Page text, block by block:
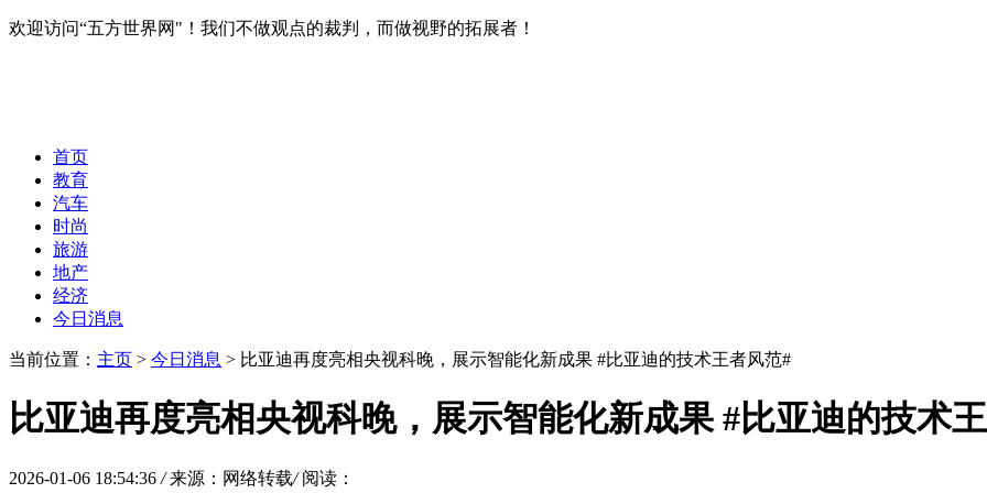
欢迎访问“五方世界网"！我们不做观点的裁判，而做视野的拓展者！
首页
教育
汽车
时尚
旅游
地产
经济
今日消息
当前位置： 主页 > 今日消息 > 比亚迪再度亮相央视科晚，展示智能化新成果 #比亚迪的技术王者风范#
比亚迪再度亮相央视科晚，展示智能化新成果 #比亚迪的技术
2026-01-06 18:54:36 / 来源：网络转载/ 阅读：